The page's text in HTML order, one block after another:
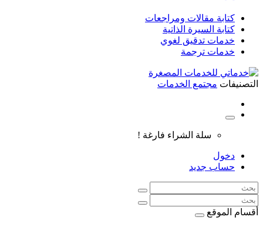
كتابة مقالات ومراجعات
كتابة السيرة الذاتية
خدمات تدقيق لغوي
خدمات ترجمة
التصنيفات مجتمع الخدمات
سلة الشراء فارغة !
دخول
حساب جديد
أقسام الموقع